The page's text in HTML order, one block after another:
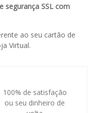
segurança SSL com
ao seu cartão de
Virtual.
100% de satisfação
ou seu dinheiro de